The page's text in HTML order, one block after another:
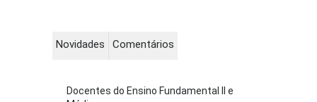
Novidades Comentários
Docentes do Ensino Fundamental II e